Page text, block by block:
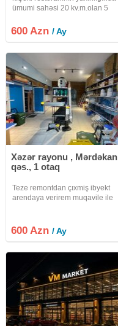
ümumi sahəsi 20 kv.m.olan 5
mərtəbəsində yerləşən 1 otaqlı
hazır ofis icarəyə verilir.Ofis yeni
600 Azn/ Ay
Xəzər rayonu , Mərdəkan
qəs., 1 otaq
Teze remontdan çıxmiş ibyekt
arendaya verirem muqavile ile
600 Azn/ Ay